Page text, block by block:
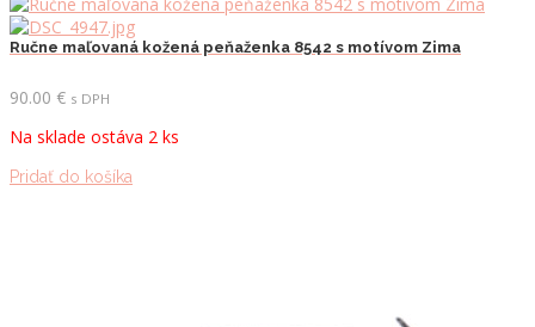
Ručne maľovaná kožená peňaženka 8542 s motívom Zima
90.00 € s DPH
Na sklade ostáva 2 ks
Pridať do košíka